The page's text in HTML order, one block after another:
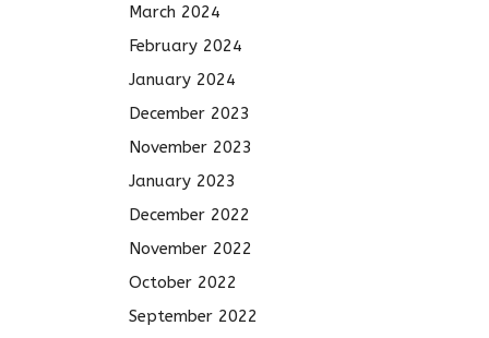
March 2024
February 2024
January 2024
December 2023
November 2023
January 2023
December 2022
November 2022
October 2022
September 2022